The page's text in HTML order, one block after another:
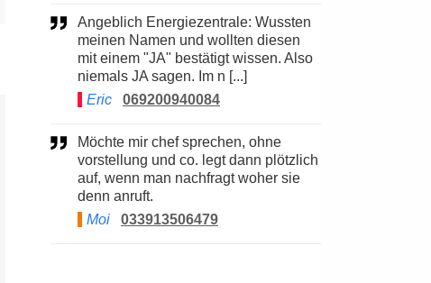
Angeblich Energiezentrale: Wussten
meinen Namen und wollten diesen
mit einem "JA" bestätigt wissen. Also
niemals JA sagen. Im n [...]
Eric
069200940084
Möchte mir chef sprechen, ohne
vorstellung und co. legt dann plötzlich
auf, wenn man nachfragt woher sie
denn anruft.
Moi
033913506479